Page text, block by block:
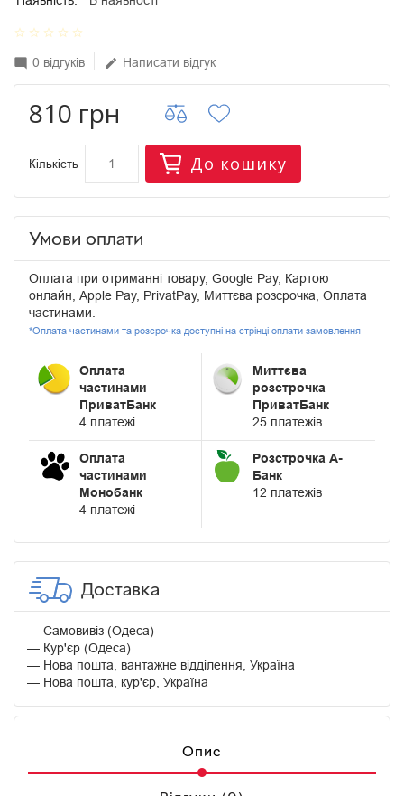
star_border star_border star_border star_border star_border
mode_comment 0 відгуків edit Написати відгук
810 грн
Кількість До кошику
Умови оплати
Оплата при отриманні товару, Google Pay, Картою
онлайн, Apple Pay, PrivatPay, Миттєва розсрочка, Оплата
частинами.
*Оплата частинами та розсрочка доступні на стрінці оплати замовлення
Оплата
частинами
ПриватБанк
4 платежі
Миттєва
розстрочка
ПриватБанк
25 платежів
Оплата
частинами
Монобанк
4 платежі
Розстрочка А-
Банк
12 платежів
Доставка
Самовивіз (Одеса)
Кур'єр (Одеса)
Нова пошта, вантажне відділення, Україна
Нова пошта, кур'єр, Україна
Опис